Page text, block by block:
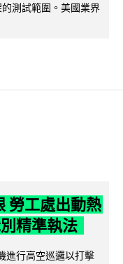
測試範圍。美國業界
勞工處出動熱
精準執法
進行高空巡邏以打擊